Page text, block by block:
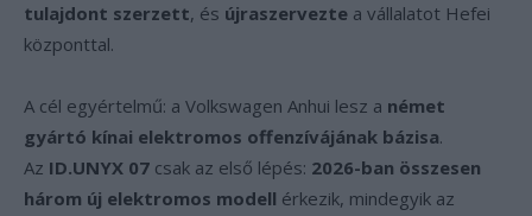
tulajdont szerzett, és újraszervezte a vállalatot Hefei
központtal.
A cél egyértelmű: a Volkswagen Anhui lesz a német
gyártó kínai elektromos offenzívájának bázisa.
Az ID.UNYX 07 csak az első lépés: 2026-ban összesen
három új elektromos modell érkezik, mindegyik az